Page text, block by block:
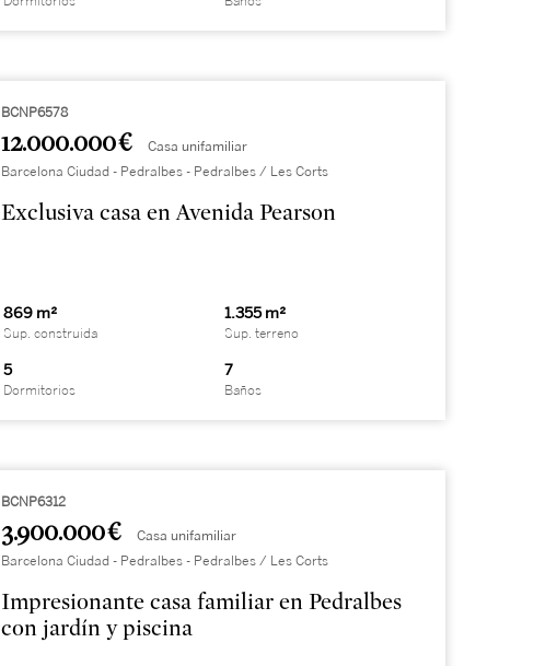
BCNP6578
12.000.000 € Casa unifamiliar
Barcelona Ciudad - Pedralbes - Pedralbes / Les Corts
Exclusiva casa en Avenida Pearson
869 m²
Sup. construida
1.355 m²
Sup. terreno
5
Dormitorios
7
Baños
BCNP6312
3.900.000 € Casa unifamiliar
Barcelona Ciudad - Pedralbes - Pedralbes / Les Corts
Impresionante casa familiar en Pedralbes
con jardín y piscina